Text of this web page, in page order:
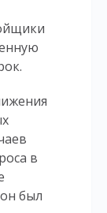
в
был